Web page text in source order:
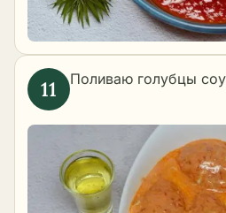
Поливаю голубцы